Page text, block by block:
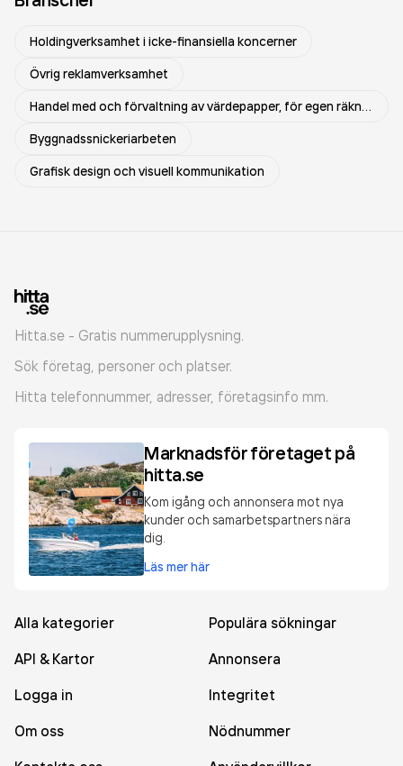
Holdingverksamhet i icke-finansiella koncerner
Övrig reklamverksamhet
Handel med och förvaltning av värdepapper, för egen räkning
Byggnadssnickeriarbeten
Grafisk design och visuell kommunikation
Hitta.se - Gratis nummerupplysning.
Sök företag, personer och platser.
Hitta telefonnummer, adresser, företagsinfo mm.
Marknadsför företaget på
hitta.se
Kom igång och annonsera mot nya
kunder och samarbetspartners nära
dig.
Läs mer här
Alla kategorier
Populära sökningar
API & Kartor
Annonsera
Logga in
Integritet
Om oss
Nödnummer